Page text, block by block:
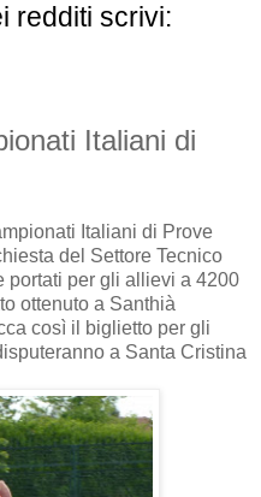
redditi scrivi:
Italiani di
Italiani di Prove
del Settore Tecnico
portati per gli allievi a 4200
ottenuto a Santhià
così il biglietto per gli
a Santa Cristina